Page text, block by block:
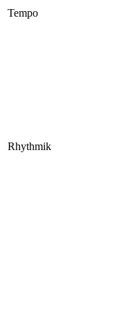
Tempo
Rhythmik